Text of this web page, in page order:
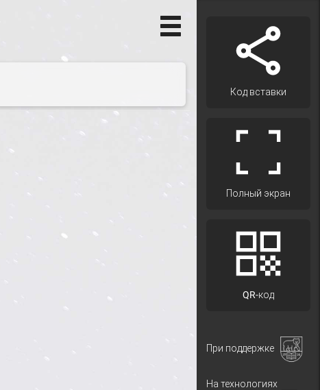
Код вставки
Полный экран
QR-код
При поддержке
На технологиях